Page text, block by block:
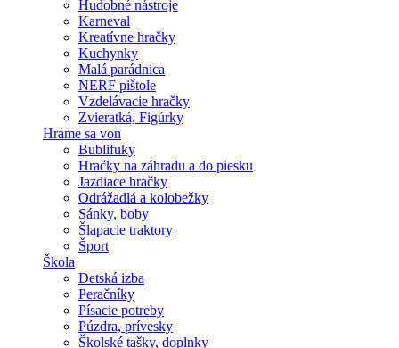
Hudobné nástroje
Karneval
Kreatívne hračky
Kuchynky
Malá parádnica
NERF pištole
Vzdelávacie hračky
Zvieratká, Figúrky
Hráme sa von
Bublifuky
Hračky na záhradu a do piesku
Jazdiace hračky
Odrážadlá a kolobežky
Sánky, boby
Šlapacie traktory
Šport
Škola
Detská izba
Peračníky
Písacie potreby
Púzdra, prívesky
Školské tašky, doplnky